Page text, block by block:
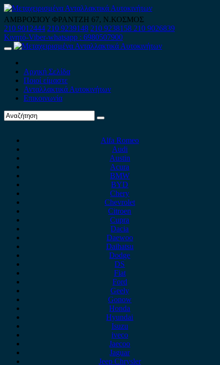
Skip
to
content
ΑΜΒΡΟΣΙΟΥ ΦΡΑΝΤΖΗ 67, Ν.ΚΟΣΜΟΣ
210 9012444 210 9239148 210 9238158 210 9026839
Κινητό-Viber-whatsapp : 6980507900
Primary
Αρχική Σελίδα
Ποιοί είμαστε
Ανταλλακτικά Αυτοκινήτων
Επικοινωνία
Alfa Romeo
Audi
Austin
Acura
BMW
BYD
Chery
Chevrolet
Citroen
Cupra
Dacia
Daewoo
Daihatsu
Dodge
DS
Fiat
Ford
Geely
Gonow
Honda
Hyundai
Isuzu
iveco
Jaecoo
Jaguar
Jeep Chrysler